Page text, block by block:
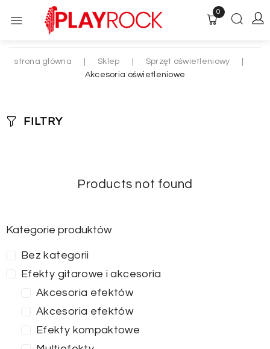
0
strona główna Sklep Sprzęt oświetleniowy
Akcesoria oświetleniowe
FILTRY
Kategorie produktów
Bez kategorii
Efekty gitarowe i akcesoria
Akcesoria efektów
Akcesoria efektów
Efekty kompaktowe
Products not found